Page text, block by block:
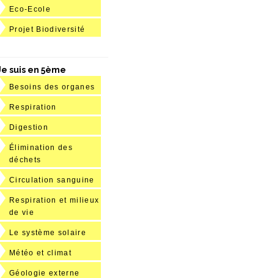
Eco-Ecole
Projet Biodiversité
suis en 5ème
Besoins des organes
Respiration
Digestion
Élimination des
déchets
Circulation sanguine
Respiration et milieux
de vie
Le système solaire
Météo et climat
Géologie externe